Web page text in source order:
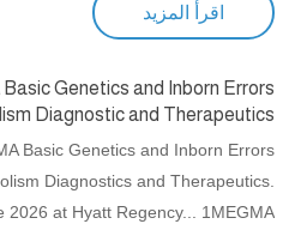
اقرأ المزيد
Basic Genetics and Inborn Errors
Diagnostic and Therapeutics
Basic Genetics and Inborn Errors
Diagnostics and Therapeutics.
2026 at Hyatt Regency... 1MEGMA